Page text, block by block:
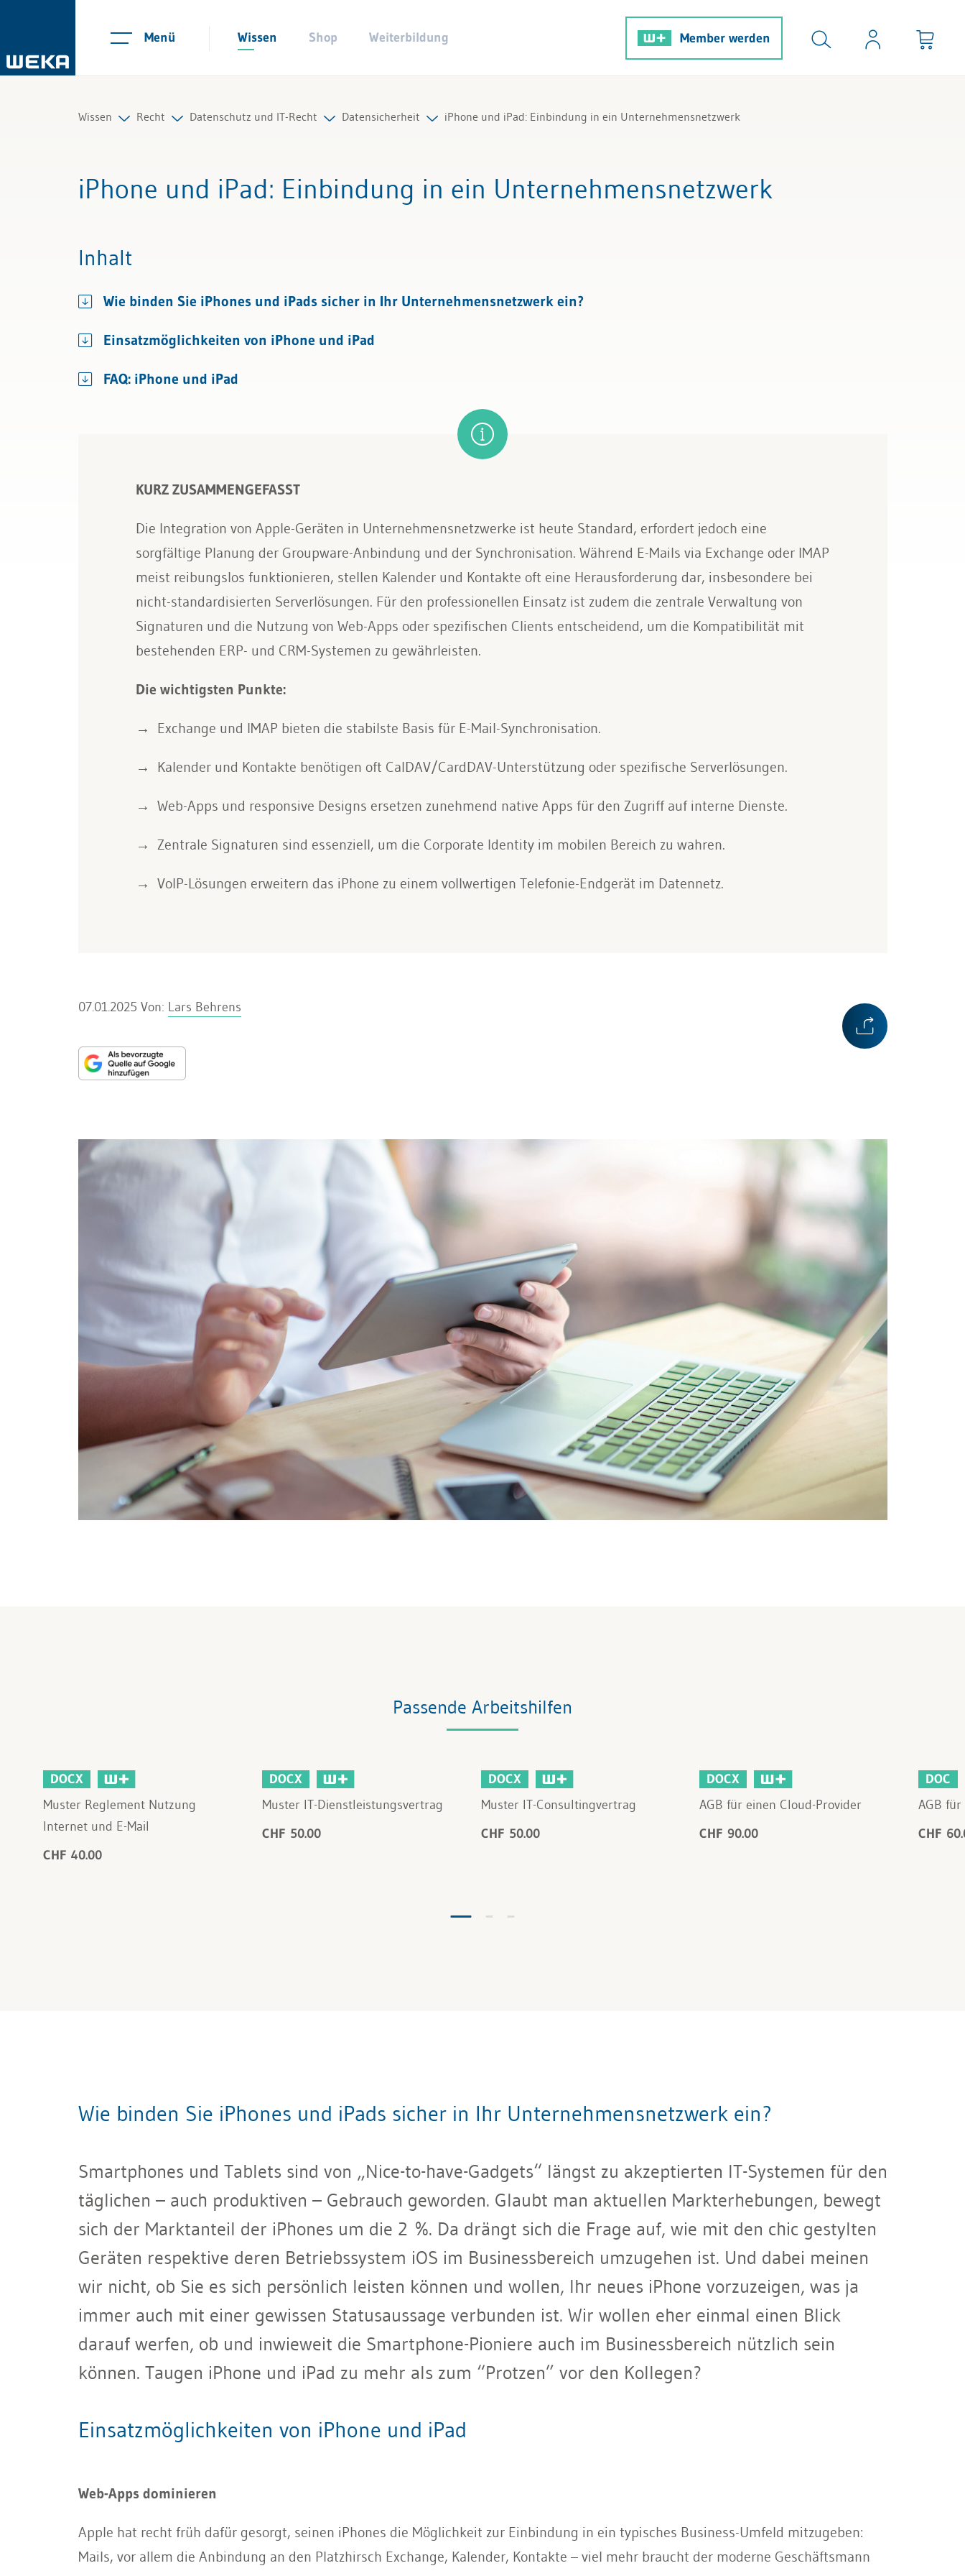
Menü Wissen Shop Weiterbildung Member werden
Wissen
Management
Finanzen & Steuern
Recht
Bau & Immobilien
Recht
Auftrag und Werkvertrag
Kauf und Verkauf
Wettbewerb und Handel
Transport und Verkehr
Datenschutz und IT-Recht
IT-Verträge
Datensicherheit
Alle Arbeitshilfen
iPhone und iPad: Einbindung in ein Unternehmensnetzwerk
iPhone und iPad: Einbindung in ein Unternehmensnetzwerk
Inhalt
Wie binden Sie iPhones und iPads sicher in Ihr Unternehmensnetzwerk ein?
Einsatzmöglichkeiten von iPhone und iPad
FAQ: iPhone und iPad
KURZ ZUSAMMENGEFASST
Die Integration von Apple-Geräten in Unternehmensnetzwerke ist heute Standard, erfordert jedoch eine
sorgfältige Planung der Groupware-Anbindung und der Synchronisation. Während E-Mails via Exchange oder IMAP
meist reibungslos funktionieren, stellen Kalender und Kontakte oft eine Herausforderung dar, insbesondere bei
nicht-standardisierten Serverlösungen. Für den professionellen Einsatz ist zudem die zentrale Verwaltung von
Signaturen und die Nutzung von Web-Apps oder spezifischen Clients entscheidend, um die Kompatibilität mit
bestehenden ERP- und CRM-Systemen zu gewährleisten.
Die wichtigsten Punkte:
Exchange und IMAP bieten die stabilste Basis für E-Mail-Synchronisation.
Kalender und Kontakte benötigen oft CalDAV/CardDAV-Unterstützung oder spezifische Serverlösungen.
Web-Apps und responsive Designs ersetzen zunehmend native Apps für den Zugriff auf interne Dienste.
Zentrale Signaturen sind essenziell, um die Corporate Identity im mobilen Bereich zu wahren.
VoIP-Lösungen erweitern das iPhone zu einem vollwertigen Telefonie-Endgerät im Datennetz.
07.01.2025 Von: Lars Behrens
Passende Arbeitshilfen
DOCX
Muster Reglement Nutzung
Internet und E-Mail
CHF 40.00
DOCX
Muster IT-Dienstleistungsvertrag
CHF 50.00
DOCX
Muster IT-Consultingvertrag
CHF 50.00
DOCX
AGB für einen Cloud-Provider
CHF 90.00
DOC
AGB
CHF
Wie binden Sie iPhones und iPads sicher in Ihr Unternehmensnetzwerk ein?
Smartphones und Tablets sind von „Nice-to-have-Gadgets“ längst zu akzeptierten IT-Systemen für den
täglichen – auch produktiven – Gebrauch geworden. Glaubt man aktuellen Markterhebungen, bewegt
sich der Marktanteil der iPhones um die 2 %. Da drängt sich die Frage auf, wie mit den chic gestylten
Geräten respektive deren Betriebssystem iOS im Businessbereich umzugehen ist. Und dabei meinen
wir nicht, ob Sie es sich persönlich leisten können und wollen, Ihr neues iPhone vorzuzeigen, was ja
immer auch mit einer gewissen Statusaussage verbunden ist. Wir wollen eher einmal einen Blick
darauf werfen, ob und inwieweit die Smartphone-Pioniere auch im Businessbereich nützlich sein
können. Taugen iPhone und iPad zu mehr als zum “Protzen” vor den Kollegen?
Einsatzmöglichkeiten von iPhone und iPad
Web-Apps dominieren
Apple hat recht früh dafür gesorgt, seinen iPhones die Möglichkeit zur Einbindung in ein typisches Business-Umfeld mitzugeben:
Mails, vor allem die Anbindung an den Platzhirsch Exchange, Kalender, Kontakte – viel mehr braucht der moderne Geschäftsmann